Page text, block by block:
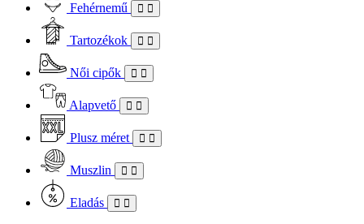
Fehérnemű
Tartozékok
Női cipők
Alapvető
Plusz méret
Muszlin
Eladás